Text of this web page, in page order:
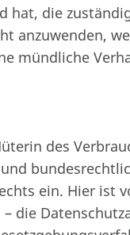
hat, die
anzuwenden,
mündliche
des
ein. Hier ist
die